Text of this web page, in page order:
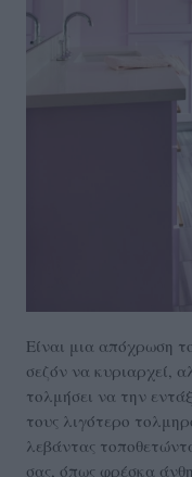
Είναι μια απόχρωση
σεζόν να κυριαρχεί,
τολμήσει να την
τους λιγότερο
λεβάντας
σας, όπως φρέσκα